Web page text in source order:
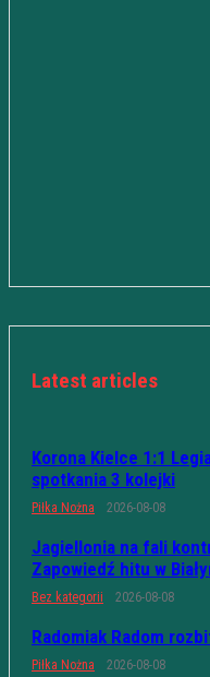
Latest articles
Korona Kielce 1:1
spotkania 3 kolejki
Piłka Nożna 2026-08-08
Jagiellonia na fali
Zapowiedź hitu w
Bez kategorii 2026-08-08
Radomiak Radom
Piłka Nożna 2026-08-08